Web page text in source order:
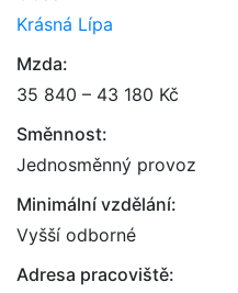
Krásná Lípa
Mzda:
35 840 – 43 180 Kč
Směnnost:
Jednosměnný provoz
Minimální vzdělání:
Vyšší odborné
Adresa pracoviště: